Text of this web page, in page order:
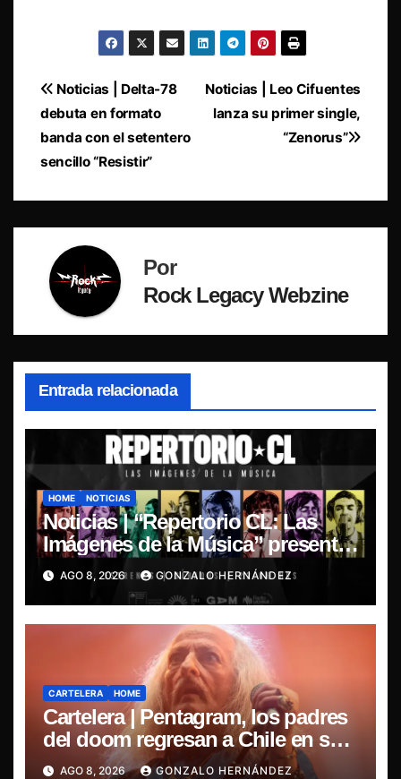
Navegación
de
entradas
Noticias | Leo Cifuentes
lanza su primer single,
“Zenorus”
Noticias | Delta-78
debuta en formato
banda con el setentero
sencillo “Resistir”
Por
Rock Legacy Webzine
Entrada relacionada
HOME NOTICIAS
Noticias | “Repertorio CL: Las
Imágenes de la Música” presenta
la esencia del nuevo sonido
nacional
AGO 8, 2026 GONZALO HERNÁNDEZ
CARTELERA HOME
Cartelera | Pentagram, los padres
del doom regresan a Chile en su
última misa
AGO 8, 2026 GONZALO HERNÁNDEZ